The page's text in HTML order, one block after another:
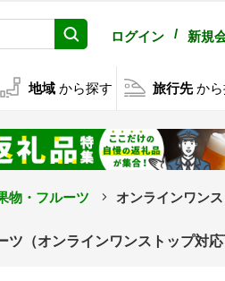
ログイン / 新規
地域 から探す 旅行先 か
物・フルーツ オンラインワン
（オンラインワンストップ対